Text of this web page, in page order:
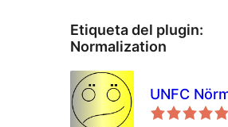
Etiqueta del plugin:
Normalization
UNFC